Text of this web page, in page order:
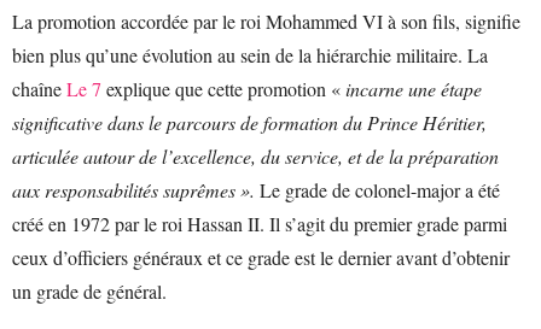
La promotion accordée par le roi Mohammed VI à son fils, signifie
bien plus qu’une évolution au sein de la hiérarchie militaire. La
chaîneLe 7 explique que cette promotion «incarne une étape
significative dans le parcours de formation du Prince Héritier,
articulée autour de l’excellence, du service, et de la préparation
aux responsabilités suprêmes ». Le grade de colonel-major a été
créé en 1972 par le roi Hassan II. Il s’agit du premier grade parmi
ceux d’officiers généraux et ce grade est le dernier avant d’obtenir
un grade de général.